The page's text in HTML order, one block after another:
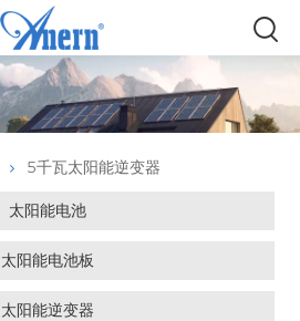
5千瓦太阳能逆变器
太阳能电池
太阳能电池板
太阳能逆变器